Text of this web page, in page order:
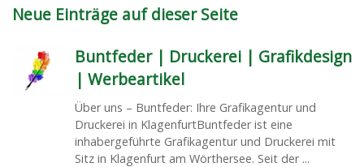
Neue Einträge auf dieser Seite
Buntfeder | Druckerei | Grafikdesign
| Werbeartikel
Über uns – Buntfeder: Ihre Grafikagentur und
Druckerei in KlagenfurtBuntfeder ist eine
inhabergeführte Grafikagentur und Druckerei mit
Sitz in Klagenfurt am Wörthersee. Seit der ...